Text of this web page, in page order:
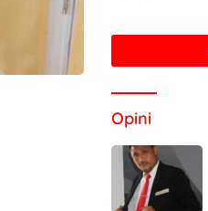
Jakarta
Opini